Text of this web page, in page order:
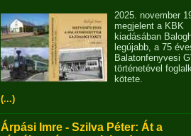
2025. november
megjelent a KBK
kiadásában
legújabb, a 75
Balatonfenyvesi
történetével
kötete.
(...)
Árpási Imre - Szilva Péter: Át a